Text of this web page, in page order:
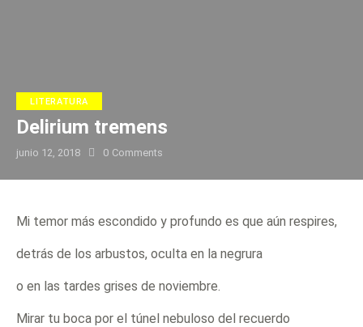
LITERATURA
Delirium tremens
junio 12, 2018 0 Comments
Mi temor más escondido y profundo es que aún respires,
detrás de los arbustos, oculta en la negrura
o en las tardes grises de noviembre.
Mirar tu boca por el túnel nebuloso del recuerdo